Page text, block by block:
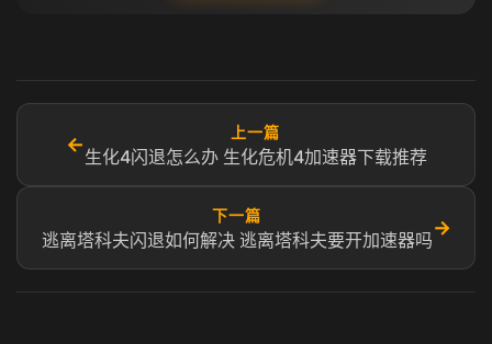
←
上一篇
生化4闪退怎么办 生化危机4加速器下载推荐
下一篇
逃离塔科夫闪退如何解决 逃离塔科夫要开加速器吗
→